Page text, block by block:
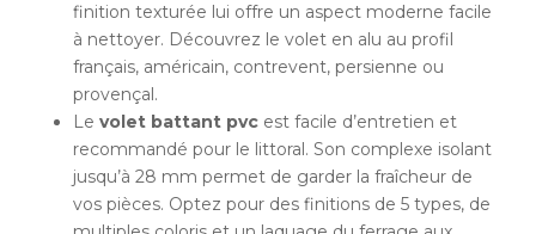
finition texturée lui offre un aspect moderne facile
à nettoyer. Découvrez le volet en alu au profil
français, américain, contrevent, persienne ou
provençal.
Le volet battant pvc est facile d’entretien et
recommandé pour le littoral. Son complexe isolant
jusqu’à 28 mm permet de garder la fraîcheur de
vos pièces. Optez pour des finitions de 5 types, de